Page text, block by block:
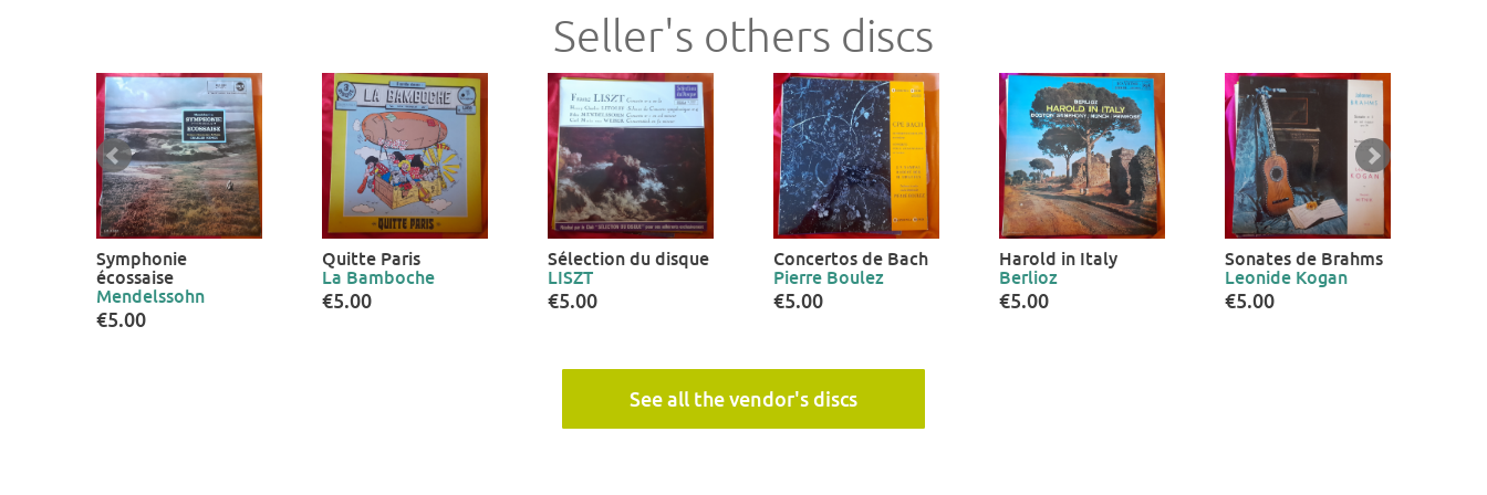
Seller's others discs
Symphonie
écossaise
Mendelssohn
€5.00
Quitte Paris
La Bamboche
€5.00
Sélection du disque
LISZT
€5.00
Concertos de Bach
Pierre Boulez
€5.00
Harold in Italy
Berlioz
€5.00
Sonates de Brahms
Leonide Kogan
€5.00
See all the vendor's discs